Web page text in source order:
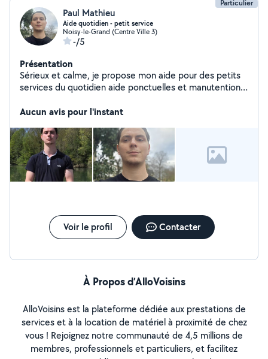
Particulier
Paul Mathieu
Aide quotidien - petit service
Noisy-le-Grand (Centre Ville 3)
-/5
Présentation
Sérieux et calme, je propose mon aide pour des petits
services du quotidien aide ponctuelles et manutention
personnes. Sans véhicule.
Aucun avis pour l'instant
Voir le profil Contacter
À Propos d’AlloVoisins
AlloVoisins est la plateforme dédiée aux prestations de
services et à la location de matériel à proximité de chez
vous ! Rejoignez notre communauté de 4,5 millions de
membres, professionnels et particuliers, et facilitez